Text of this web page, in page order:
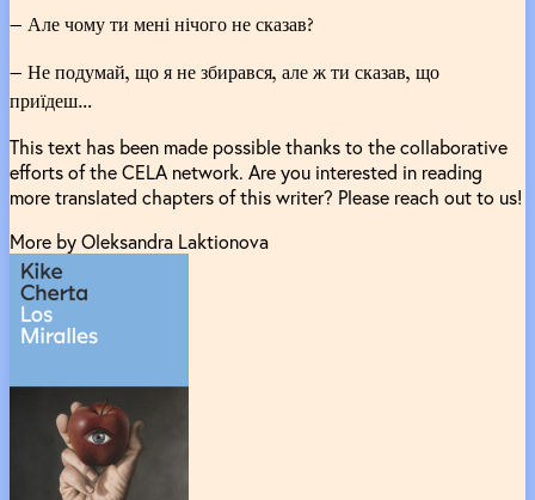
— Але чому ти мені нічого не сказав?
— Не подумай, що я не збирався, але ж ти сказав, що
приїдеш…
This text has been made possible thanks to the collaborative
efforts of the CELA network. Are you interested in reading
more translated chapters of this writer? Please reach out to us!
More by Oleksandra Laktionova